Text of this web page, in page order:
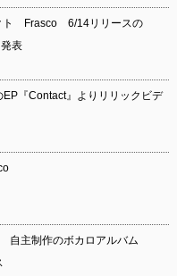
ト Frasco 6/14リリースの
表
『Contact』よりリリックビデ
自主制作のボカロアルバム